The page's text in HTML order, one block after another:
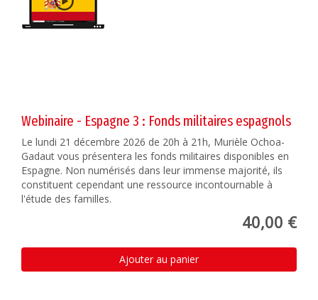
Webinaire - Espagne 3 : Fonds militaires espagnols
Le lundi 21 décembre 2026 de 20h à 21h, Murièle Ochoa-
Gadaut vous présentera les fonds militaires disponibles en
Espagne. Non numérisés dans leur immense majorité, ils
constituent cependant une ressource incontournable à
l'étude des familles.
40,00 €
Ajouter au panier